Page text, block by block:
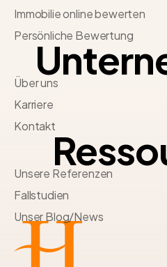
Immobilie online bewerten
Persönliche Bewertung
Über uns
Karriere
Kontakt
Unsere Referenzen
Fallstudien
Unser Blog/News